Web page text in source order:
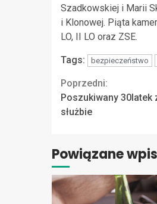
Szadkowskiej i Marii
i Klonowej. Piąta
LO, II LO oraz ZSE.
Tags: bezpieczeństwo
Continue
Reading
Poprzedni:
Poszukiwany
służbie
Powiązane